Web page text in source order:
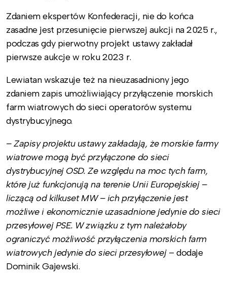
Zdaniem ekspertów Konfederacji, nie do końca
zasadne jest przesunięcie pierwszej aukcji na 2025 r.,
podczas gdy pierwotny projekt ustawy zakładał
pierwsze aukcje w roku 2023 r.
Lewiatan wskazuje też na nieuzasadniony jego
zdaniem zapis umożliwiający przyłączenie morskich
farm wiatrowych do sieci operatorów systemu
dystrybucyjnego.
– Zapisy projektu ustawy zakładają, że morskie farmy
wiatrowe mogą być przyłączone do sieci
dystrybucyjnej OSD. Ze względu na moc tych farm,
które już funkcjonują na terenie Unii Europejskiej –
liczącą od kilkuset MW–ich przyłączenie jest
możliwe i ekonomicznie uzasadnione jedynie do sieci
przesyłowej PSE. W związku z tym należałoby
ograniczyć możliwość przyłączenia morskich farm
wiatrowych jedynie do sieci przesyłowej– dodaje
Dominik Gajewski.